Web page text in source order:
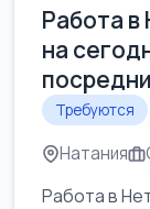
Работа в
на
Требуются
Натания
Работа в